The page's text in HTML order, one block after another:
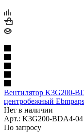
Вентилятор K3G200-
центробежный
Нет в наличии
Арт.: K3G200-BDA4-04
По запросу